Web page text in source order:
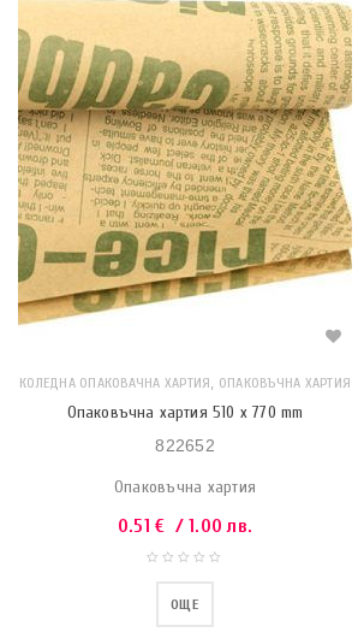
КОЛЕДНА ОПАКОВАЧНА ХАРТИЯ, ОПАКОВЪЧНА ХАРТИЯ
Опаковъчна хартия 510 x 770 mm
822652
Опаковъчна хартия
0.51€ / 1.00 лв.
ОЩЕ